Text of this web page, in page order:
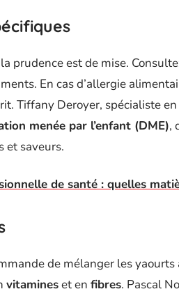
prudence est de mise.
En cas d’allergie
Tiffany Deroyer, spécialiste
menée par l’enfant (DME),
et saveurs.
de santé : quelles
de mélanger les yaourts
vitamineset en fibres. Pascal